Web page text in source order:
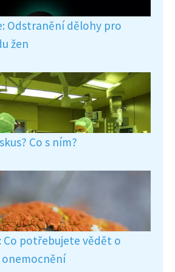
Odstranění dělohy pro
žen
Co s ním?
Co potřebujete vědět o